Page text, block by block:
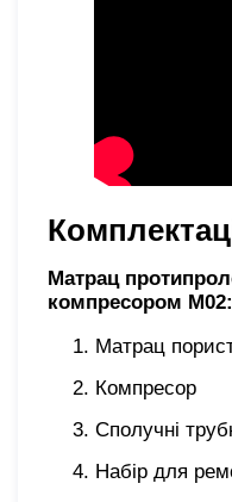
Матрац
компресором М02:
Матрац
Компресор
Сполучні
Набір для